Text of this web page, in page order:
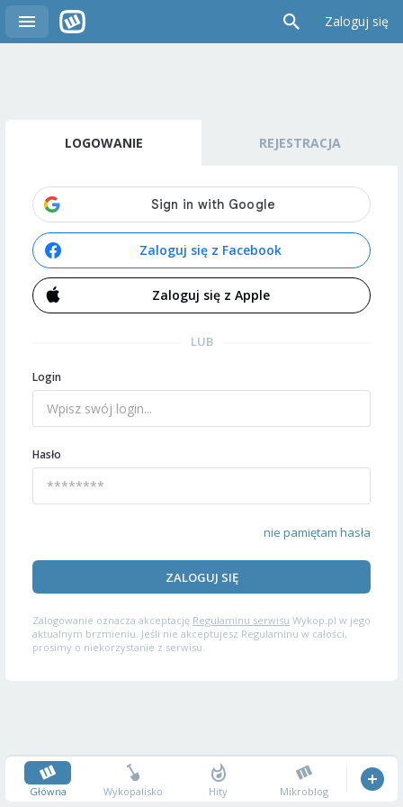
Zaloguj się
LOGOWANIE REJESTRACJA
Zaloguj się z Facebook
Zaloguj się z Apple
LUB
Login
Hasło
nie pamiętam hasła
ZALOGUJ SIĘ
Zalogowanie oznacza akceptację Regulaminu serwisu Wykop.pl w jego
aktualnym brzmieniu. Jeśli nie akceptujesz Regulaminu w całości,
prosimy o niekorzystanie z serwisu.
Główna Wykopalisko Hity Mikroblog